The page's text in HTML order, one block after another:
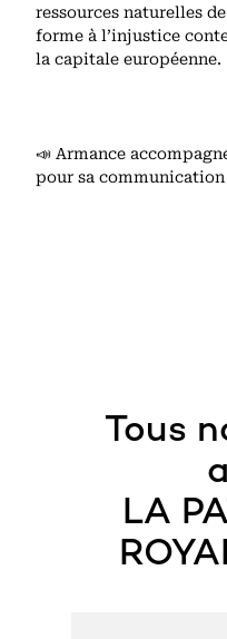
ressources naturelles
forme à l’injustice
la capitale européenne.
📣 Armance
pour sa
Tous
LA